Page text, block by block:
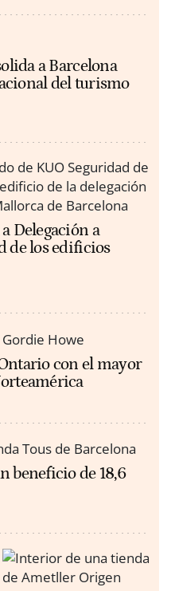
a Barcelona
del turismo
Delegación a
de los edificios
con el mayor
beneficio de 18,6